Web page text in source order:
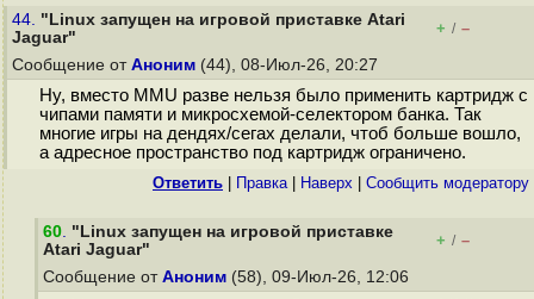
44. "Linux запущен на игровой приставке Atari
Jaguar"
+ / –
Сообщение от Аноним (44), 08-Июл-26, 20:27
Ну, вместо MMU разве нельзя было применить картридж с
чипами памяти и микросхемой-селектором банка. Так
многие игры на дендях/сегах делали, чтоб больше вошло,
а адресное пространство под картридж ограничено.
Ответить Правка| Наверх Cообщить модератору
60. "Linux запущен на игровой приставке
Atari Jaguar"
+ / –
Сообщение от Аноним (58), 09-Июл-26, 12:06